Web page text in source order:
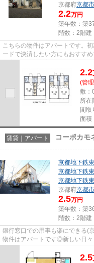
京都府京都
2.2万円
築年数：築
階数：2階建
こちらの物件はアパートです。
ードで決済したい方にもおすす
2.2
(管
敷：
所在
間取
面積
賃貸｜アパート コーポカモ
京都地下鉄
京都地下鉄
京都地下鉄
京都府京都
2.5万円
築年数：築
階数：2階建
銀行窓口での用事も楽にできる(
物件はアパートです◎新しい日
2.5